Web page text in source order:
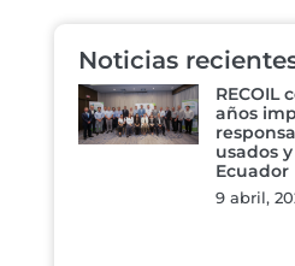
Noticias
RECOIL
años
usados
Ecuador
9 abril,